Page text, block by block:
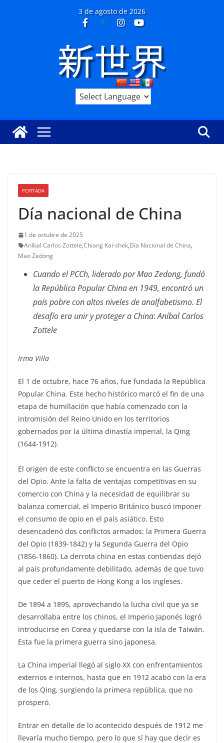
3 de agosto de 2026
PORTADA
Día nacional de China
1 de octubre de 2025
Aníbal Carlos Zottele,Chiang Kai-shek,Día Nacional de China,
Mao Zedong
Cuando el PCCh, liderado por Mao Zedong, fundó
la República Popular China en 1949, encontró un
país pobre con altos niveles de analfabetismo. El
desafío era unir y proteger a China:Aníbal Carlos
Zottele
Irma Villa
El 1 de octubre, hace 76 años, fue fundada la República
Popular China. Este hecho histórico marcó el fin de una
etapa de humillación que había comenzado con la
intromisión del Reino Unido en los territorios
gobernados por la última dinastía imperial, la Qing
(1644-1912).
El origen de este conflicto se encuentra en las Guerras
del Opio. Ante la falta de ventajas competitivas en su
comercio con China y la necesidad de equilibrar su
balanza comercial, el Imperio Británico buscó imponer
el consumo de opio en el país asiático. Esto
desencadenó dos conflictos armados: la Primera Guerra
del Opio (1839-1842) y la Segunda Guerra del Opio
(1856-1860). La derrota china en estas contiendas dejó
al país profundamente debilitado, además de que tuvo
que ceder el puerto de Hong Kong a los ingleses.
De 1894 a 1895, aprovechando la lucha civil que ya se
desarrollaba entre los chinos, el Imperio Japonés logró
introducirse en Corea y quedarse con la isla de Taiwán.
Esta fue la primera guerra sino japonesa.
La China imperial llegó al siglo XX con enfrentamientos
externos e internos, hasta que en 1912 acabó con la era
de los Qing, surgiendo la primera república, que no
prosperó.
Entrar en detalle de lo acontecido después de 1912 me
llevaría mucho tiempo, pero lo que sí hay que decir es